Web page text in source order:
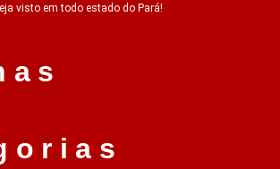
visto em todo estado do Pará!